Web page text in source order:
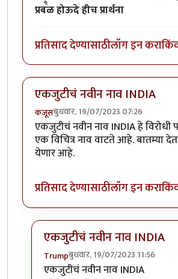
प्रबळ होऊदे हीच प्रार्थना
प्रतिसाद देण्यासाठीलॉग इन करा
एकजुटीचं नवीन नाव INDIA
कंजूसबुधवार, 19/07/2023 07:26
एकजुटीचं नवीन नाव INDIA हे विरोधी
एक विचित्र नाव वाटते आहे. बातम्या
येणार आहे.
प्रतिसाद देण्यासाठीलॉग इन करा
एकजुटीचं नवीन नाव INDIA
Trumpबुधवार, 19/07/2023 11:56
In reply toएकजुटीचं नवीन नाव
एकजुटीचं नवीन नाव INDIA